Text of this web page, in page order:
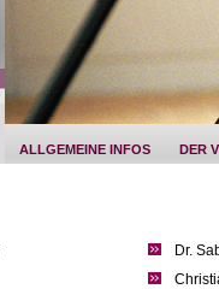
ALLGEMEINE INFOS DER
Dr.